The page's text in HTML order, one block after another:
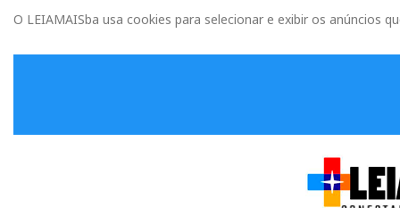
O LEIAMAISba usa cookies para selecionar e exibir os anúncios